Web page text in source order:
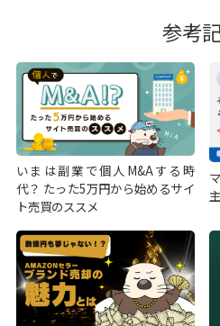
参考
いまは副業で個人M&Aする時
代？ たった5万円から始めるサイ
ト売買のススメ